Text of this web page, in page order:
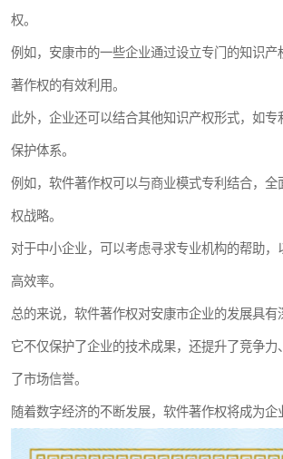
权。
例如，安康市的一些企业通过设立专门的知识产
著作权的有效利用。
此外，企业还可以结合其他知识产权形式，如专
保护体系。
例如，软件著作权可以与商业模式专利结合，全
权战略。
对于中小企业，可以考虑寻求专业机构的帮助，
高效率。
总的来说，软件著作权对安康市企业的发展具有
它不仅保护了企业的技术成果，还提升了竞争力
了市场信誉。
随着数字经济的不断发展，软件著作权将成为企